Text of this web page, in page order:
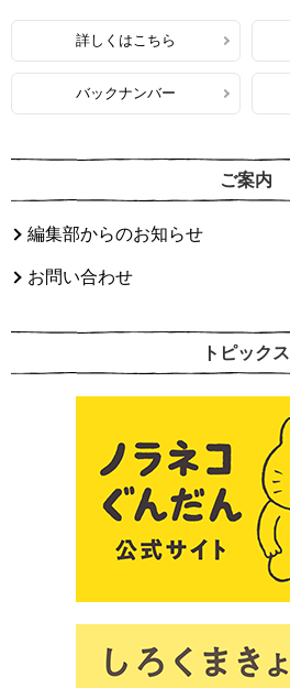
詳しくはこちら
バックナンバー
ご案内
編集部からのお知らせ
お問い合わせ
トピックス